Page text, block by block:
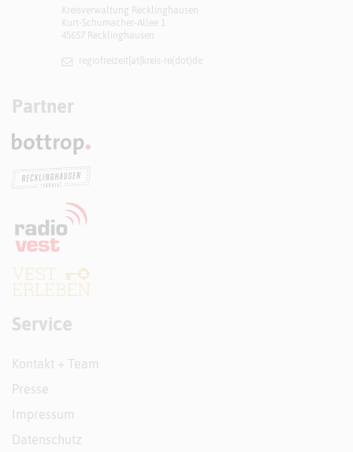
Kreisverwaltung Recklinghausen
Kurt-Schumacher-Allee 1
45657 Recklinghausen
regiofreizeit[at]​kreis-re(dot)de
Partner
Service
Kontakt + Team
Presse
Impressum
Datenschutz